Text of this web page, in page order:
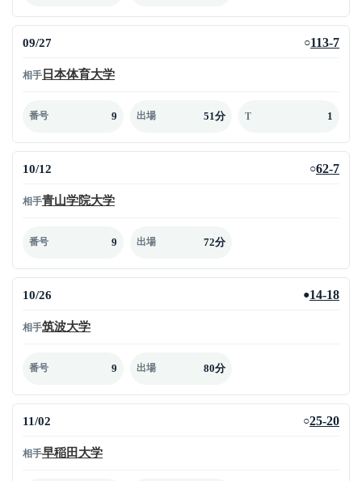
09/27 ○113-7
相手 日本体育大学
番号 9 出場 51分 T 1
10/12 ○62-7
相手青山学院大学
番号 9 出場 72分
10/26 ●14-18
相手筑波大学
番号 9 出場 80分
11/02 ○25-20
相手早稲田大学